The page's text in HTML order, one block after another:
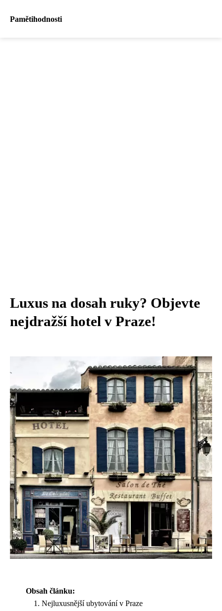
Pamětihodnosti
Luxus na dosah ruky? Objevte
nejdražší hotel v Praze!
Obsah článku:
Nejluxusnější ubytování v Praze